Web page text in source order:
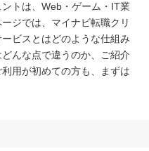
トは、Web・ゲーム・IT業
ジでは、マイナビ転職クリ
ビスとはどのような仕組み
んな点で違うのか、ご紹介
用が初めての方も、まずは